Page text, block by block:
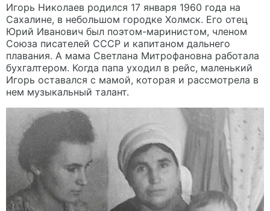
Игорь Николаев родился 17 января 1960 года на
Сахалине, в небольшом городке Холмск. Его отец
Юрий Иванович был поэтом-маринистом, членом
Союза писателей СССР и капитаном дальнего
плавания. А мама Светлана Митрофановна работала
бухгалтером. Когда папа уходил в рейс, маленький
Игорь оставался с мамой, которая и рассмотрела в
нем музыкальный талант.